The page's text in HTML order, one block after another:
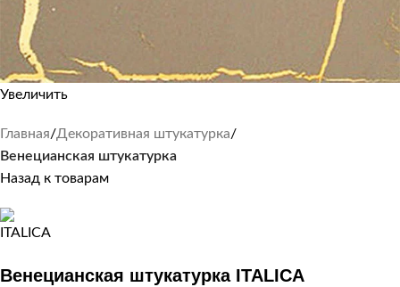
Увеличить
Главная Декоративная штукатурка
Венецианская штукатурка
Назад к товарам
Венецианская штукатурка ITALICA